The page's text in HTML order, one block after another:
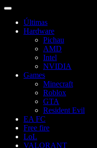
Abrir
Últimas
Hardware
Pichau
AMD
Intel
NVIDIA
Games
Minecraft
Roblox
GTA
Resident Evil
EA FC
Free fire
LoL
VALORANT